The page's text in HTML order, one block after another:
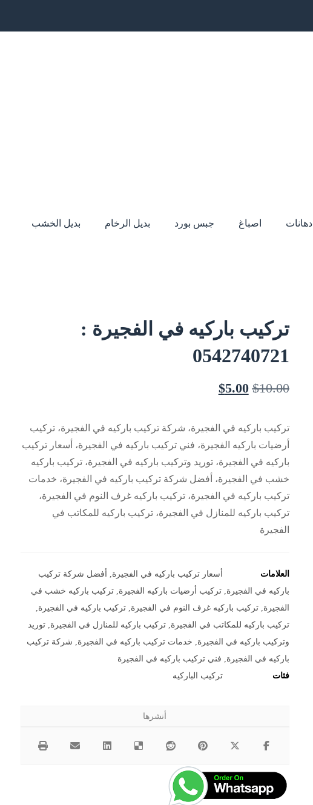
دهانات اصباغ جبس بورد بديل الرخام بديل الخشب
تركيب باركيه في الفجيرة :
0542740721
$10.00
$5.00
تركيب باركيه في الفجيرة، شركة تركيب باركيه في الفجيرة، تركيب
أرضيات باركيه الفجيرة، فني تركيب باركيه في الفجيرة، أسعار تركيب
باركيه في الفجيرة، توريد وتركيب باركيه في الفجيرة، تركيب باركيه
خشب في الفجيرة، أفضل شركة تركيب باركيه في الفجيرة، خدمات
تركيب باركيه في الفجيرة، تركيب باركيه غرف النوم في الفجيرة،
تركيب باركيه للمنازل في الفجيرة، تركيب باركيه للمكاتب في
الفجيرة
العلامات أسعار تركيب باركيه في الفجيرة
أفضل شركة تركيب
باركيه في الفجيرة ,تركيب أرضيات باركيه الفجيرة ,تركيب باركيه خشب في
الفجيرة ,تركيب باركيه غرف النوم في الفجيرة ,تركيب باركيه في الفجيرة
تركيب باركيه للمكاتب في الفجيرة ,تركيب باركيه للمنازل في الفجيرة ,توريد
وتركيب باركيه في الفجيرة
خدمات تركيب باركيه في الفجيرة
شركة تركيب
باركيه في الفجيرة
فني تركيب باركيه في الفجيرة
فئات
تركيب الباركيه